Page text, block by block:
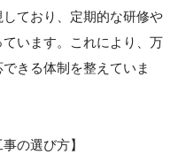
ており、定期的な研修や
います。これにより、万
きる体制を整えていま
の選び方】